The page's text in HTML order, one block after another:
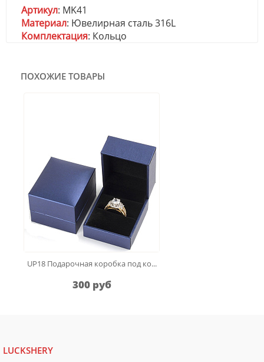
Артикул: MK41
Материал: Ювелирная сталь 316L
Комплектация: Кольцо
ПОХОЖИЕ ТОВАРЫ
UP18 Подарочная коробка под ко...
300 руб
LUCKSHERY